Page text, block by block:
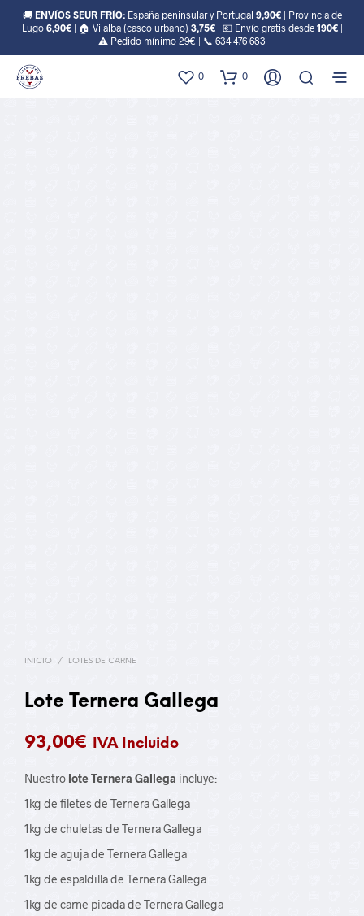
🚚 ENVÍOS SEUR FRÍO:España peninsular y Portugal 9,90€| Provincia de
Lugo 6,90€| 🏠 Vilalba (casco urbano) 3,75€| 💶 Envío gratis desde 190€|
⚠️ Pedido mínimo 29€ | 📞 634 476 683
0 0
INICIO / LOTES DE CARNE
Lote Ternera Gallega
93,00€ IVA Incluido
Nuestro lote Ternera Gallega incluye:
1kg de filetes de Ternera Gallega
1kg de chuletas de Ternera Gallega
1kg de aguja de Ternera Gallega
1kg de espaldilla de Ternera Gallega
1kg de carne picada de Ternera Gallega